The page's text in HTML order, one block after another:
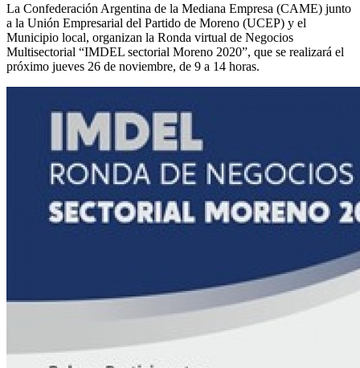
La Confederación Argentina de la Mediana Empresa (CAME) junto
a la Unión Empresarial del Partido de Moreno (UCEP) y el
Municipio local, organizan la Ronda virtual de Negocios
Multisectorial “IMDEL sectorial Moreno 2020”, que se realizará el
próximo jueves 26 de noviembre, de 9 a 14 horas.